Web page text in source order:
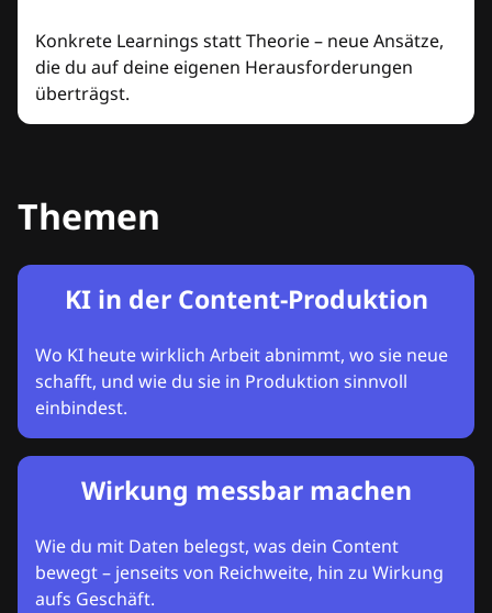
Konkrete Learnings statt Theorie – neue Ansätze,
die du auf deine eigenen Herausforderungen
überträgst.
Themen
KI in der Content-Produktion
Wo KI heute wirklich Arbeit abnimmt, wo sie neue
schafft, und wie du sie in Produktion sinnvoll
einbindest.
Wirkung messbar machen
Wie du mit Daten belegst, was dein Content
bewegt – jenseits von Reichweite, hin zu Wirkung
aufs Geschäft.